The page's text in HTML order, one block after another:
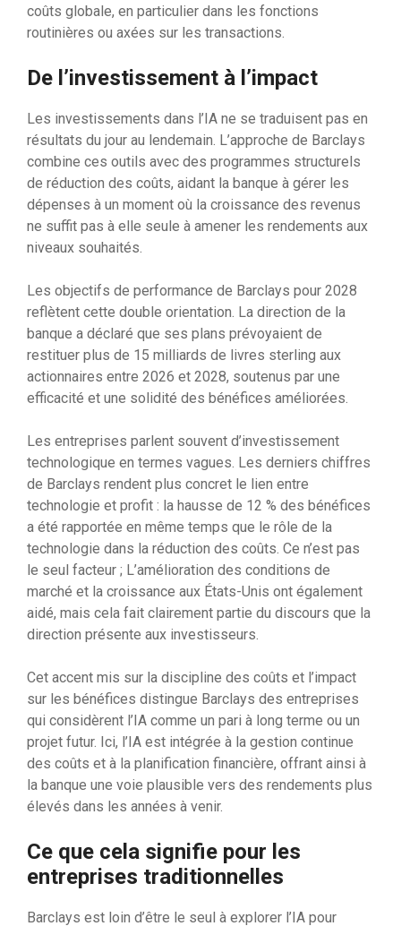
coûts globale, en particulier dans les fonctions
routinières ou axées sur les transactions.
De l’investissement à l’impact
Les investissements dans l’IA ne se traduisent pas en
résultats du jour au lendemain. L’approche de Barclays
combine ces outils avec des programmes structurels
de réduction des coûts, aidant la banque à gérer les
dépenses à un moment où la croissance des revenus
ne suffit pas à elle seule à amener les rendements aux
niveaux souhaités.
Les objectifs de performance de Barclays pour 2028
reflètent cette double orientation. La direction de la
banque a déclaré que ses plans prévoyaient de
restituer plus de 15 milliards de livres sterling aux
actionnaires entre 2026 et 2028, soutenus par une
efficacité et une solidité des bénéfices améliorées.
Les entreprises parlent souvent d’investissement
technologique en termes vagues. Les derniers chiffres
de Barclays rendent plus concret le lien entre
technologie et profit : la hausse de 12 % des bénéfices
a été rapportée en même temps que le rôle de la
technologie dans la réduction des coûts. Ce n’est pas
le seul facteur ; L’amélioration des conditions de
marché et la croissance aux États-Unis ont également
aidé, mais cela fait clairement partie du discours que la
direction présente aux investisseurs.
Cet accent mis sur la discipline des coûts et l’impact
sur les bénéfices distingue Barclays des entreprises
qui considèrent l’IA comme un pari à long terme ou un
projet futur. Ici, l’IA est intégrée à la gestion continue
des coûts et à la planification financière, offrant ainsi à
la banque une voie plausible vers des rendements plus
élevés dans les années à venir.
Ce que cela signifie pour les
entreprises traditionnelles
Barclays est loin d’être le seul à explorer l’IA pour